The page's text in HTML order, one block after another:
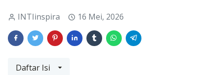
INTIinspira 16 Mei, 2026
Daftar Isi